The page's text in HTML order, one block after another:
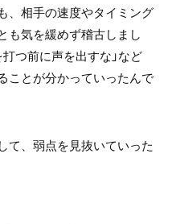
、相手の速度やタイミング
も気を緩めず稽古しまし
つ前に声を出すな」など
ことが分かっていったんで
、弱点を見抜いていった